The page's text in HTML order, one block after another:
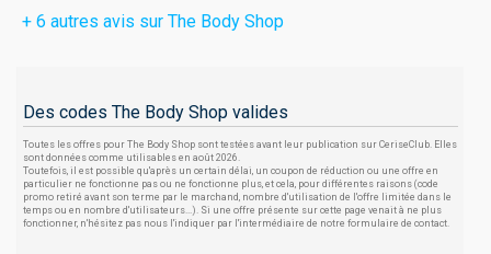
+ 6 autres avis sur The Body Shop
Des codes The Body Shop valides
Toutes les offres pour The Body Shop sont testées avant leur publication sur CeriseClub. Elles
sont données comme utilisables en août 2026.
Toutefois, il est possible qu'après un certain délai, un coupon de réduction ou une offre en
particulier ne fonctionne pas ou ne fonctionne plus, et cela, pour différentes raisons (code
promo retiré avant son terme par le marchand, nombre d'utilisation de l'offre limitée dans le
temps ou en nombre d'utilisateurs...). Si une offre présente sur cette page venait à ne plus
fonctionner, n'hésitez pas nous l'indiquer par l'intermédiaire de notre formulaire de contact.